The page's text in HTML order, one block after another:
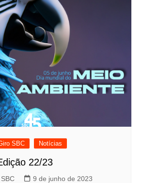
SBC Notícias
22/23
9 de junho de 2023